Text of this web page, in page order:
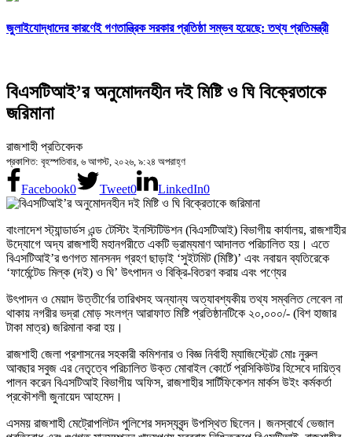
জুলাইযোদ্ধাদের কারণেই গণতান্ত্রিক সরকার প্রতিষ্ঠা সম্ভব হয়েছে: তথ্য প্রতিমন্ত্রী
বিএসটিআই’র অনুমোদনহীন দই মিষ্টি ও ঘি বিক্রেতাকে
জরিমানা
রাজশাহী প্রতিবেদক
প্রকাশিত: বৃহস্পতিবার, ৬ আগস্ট, ২০২৬, ৯:২৪ অপরাহ্ণ
Facebook0 Tweet0 LinkedIn0
বাংলাদেশ স্ট্যান্ডার্ডস এন্ড টেস্টিং ইনস্টিটিউশন (বিএসটিআই) বিভাগীয় কার্যালয়, রাজশাহীর
উদ্যোগে অদ্য রাজশাহী মহানগরীতে একটি ভ্রাম্যমাণ আদালত পরিচালিত হয়। এতে
বিএসটিআই’র গুণগত মানসনদ গ্রহণ ছাড়াই ‘সুইটমিট (মিষ্টি)’ এবং নবায়ন ব্যতিরেকে
‘ফার্মেন্টেড মিল্ক (দই) ও ঘি’ উৎপাদন ও বিক্রি-বিতরণ করায় এবং পণ্যের
উৎপাদন ও মেয়াদ উত্তীর্ণের তারিখসহ অন্যান্য অত্যাবশ্যকীয় তথ্য সম্বলিত লেবেল না
থাকায় নগরীর ভদ্রা মোড় সংলগ্ন আরাফাত মিষ্টি প্রতিষ্ঠানটিকে ২০,০০০/- (বিশ হাজার
টাকা মাত্র) জরিমানা করা হয়।
রাজশাহী জেলা প্রশাসনের সহকারী কমিশনার ও বিজ্ঞ নির্বাহী ম্যাজিস্ট্রেট মোঃ নুরুল
আবছার সবুজ এর নেতৃত্বে পরিচালিত উক্ত মোবাইল কোর্টে প্রসিকিউটর হিসেবে দায়িত্ব
পালন করেন বিএসটিআই বিভাগীয় অফিস, রাজশাহীর সার্টিফিকেশন মার্কস উইং কর্মকর্তা
প্রকৌশলী জুনায়েদ আহমেদ।
এসময় রাজশাহী মেট্রোপলিটন পুলিশের সদস্যবৃন্দ উপস্থিত ছিলেন। জনস্বার্থে ভেজাল